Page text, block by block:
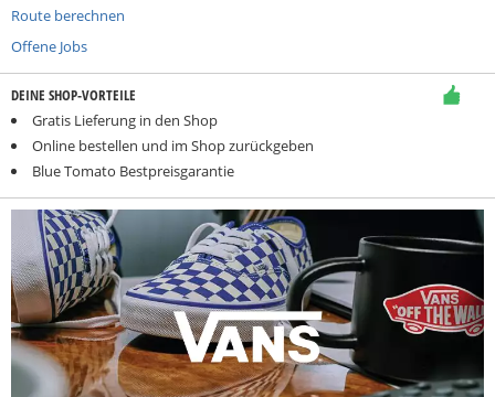
Route berechnen
Offene Jobs
DEINE SHOP-VORTEILE
Gratis Lieferung in den Shop
Online bestellen und im Shop zurückgeben
Blue Tomato Bestpreisgarantie